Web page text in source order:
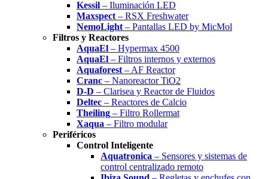
Kessil – Iluminación LED
Maxspect – RSX Freshwater
NemoLight – Pantallas LED by MicMol
Filtros y Reactores
AquaEl – Hypermax 4500
AquaEl – Filtros internos y externos
Aquaforest – AF Reactor
Cranc – Nanoreactor TiO2
D-D – Clarisea y Reactor de Fluidos
Deltec – Reactores de Calcio
Theiling – Filtro Rollermat
Xaqua – Filtro modular
Periféricos
Control Inteligente
Aquatronica – Sensores y sistemas de
control centralizado remoto